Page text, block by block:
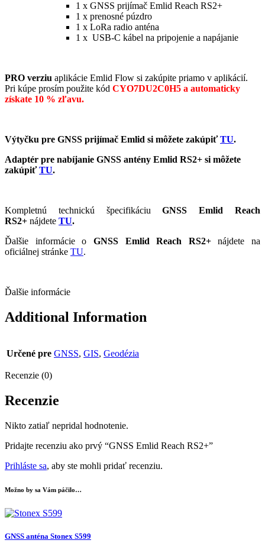
1 x GNSS prijímač Emlid Reach RS2+
1 x prenosné púzdro
1 x LoRa radio anténa
1 x USB-C kábel na pripojenie a napájanie
PRO verziu aplikácie Emlid Flow si zakúpite priamo v aplikácií.
Pri kúpe prosím použite kód CYO7DU2C0H5 a automaticky
získate 10 % zľavu.
Výtyčku pre GNSS prijímač Emlid si môžete zakúpiťTU.
Adaptér pre nabíjanie GNSS antény Emlid RS2+ si môžete
zakúpiťTU.
Kompletnú technickú špecifikáciuGNSS Emlid Reach
RS2+ nájdete TU.
Ďalšie informácie o GNSS Emlid Reach RS2+nájdete na
oficiálnej stránke TU.
Ďalšie informácie
Additional Information
Určené pre GNSS, GIS, Geodézia
Recenzie (0)
Recenzie
Nikto zatiaľ nepridal hodnotenie.
Pridajte recenziu ako prvý “GNSS Emlid Reach RS2+”
Prihláste sa, aby ste mohli pridať recenziu.
Možno by sa Vám páčilo…
GNSS anténa Stonex S599